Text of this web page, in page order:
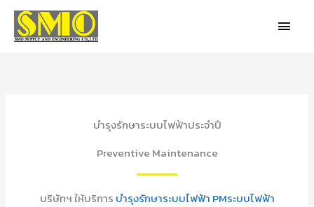
Skip
content
บำรุงรักษาระบบไฟฟ้าประจำปี
Preventive Maintenance
บริษัทฯ ให้บริการ บำรุงรักษาระบบไฟฟ้า PMระบบไฟฟ้า